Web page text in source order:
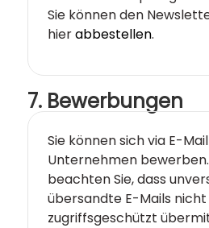
Sie können den
hierabbestellen.
7. Bewerbungen
Sie können sich via E-
Unternehmen
beachten Sie, dass
übersandte E-Mails nicht
zugriffsgeschützt